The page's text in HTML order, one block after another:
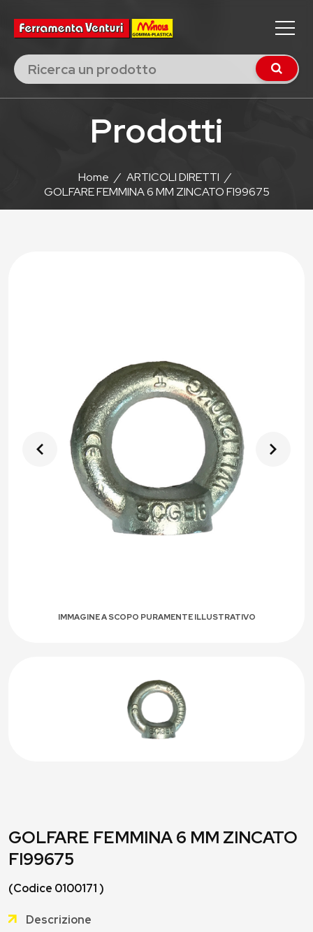
Prodotti
Home / ARTICOLI DIRETTI /
GOLFARE FEMMINA 6 MM ZINCATO FI99675
IMMAGINE A SCOPO PURAMENTE ILLUSTRATIVO
GOLFARE FEMMINA 6 MM ZINCATO
FI99675
(Codice 0100171 )
Descrizione